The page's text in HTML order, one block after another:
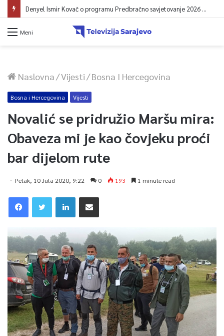
Denyel Ismir Kovač o programu Predbračno savjetovanje 2026 (video)
Meni
Naslovna/Vijesti/Bosna I Hercegovina
Bosna i Hercegovina Vijesti
Novalić se pridružio Maršu mira:
Obaveza mi je kao čovjeku proći
bar dijelom rute
Petak, 10 Jula 2020, 9:22 0 193 1 minute read